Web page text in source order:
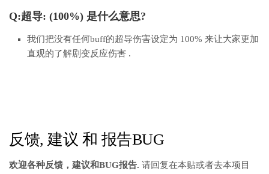
Q:超导: (100%) 是什么意思?
我们把没有任何buff的超导伤害设定为 100% 来让大家更加
直观的了解剧变反应伤害 .
反馈, 建议 和 报告BUG
欢迎各种反馈，建议和BUG报告. 请回复在本贴或者去本项目